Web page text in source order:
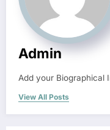
Admin
Add your Biographical
View All Posts